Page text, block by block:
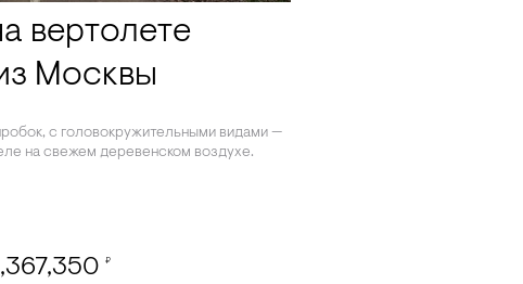
вертолете
Москвы
с головокружительными видами —
на свежем деревенском воздухе.
₽